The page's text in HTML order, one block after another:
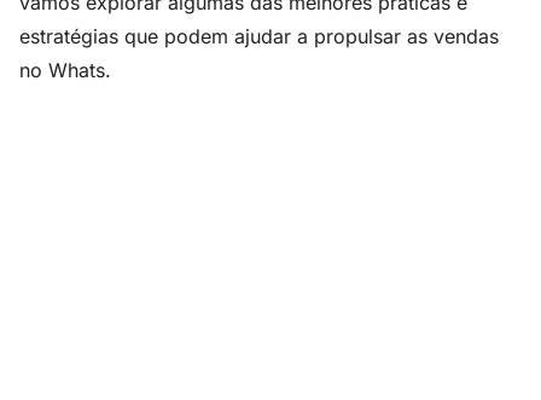
estratégias que podem ajudar a propulsar as vendas
no Whats.